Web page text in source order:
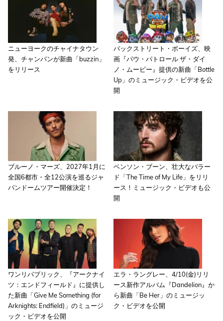
ニューヨークのチャイナタウン
発、チャンパンが新曲「buzzin」
をリリース
バックストリート・ボーイズ、映
画『パウ・パトロール ザ・ダイ
ノ・ムービー』提供の新曲「Bottle
Up」のミュージック・ビデオを公
開
ブルーノ・マーズ、2027年1月に
全国6都市・全12公演を巡るジャ
パンドームツアー開催決定！
ベンソン・ブーン、壮大なバラー
ド「The Time of My Life」をリリ
ース！ミュージック・ビデオも公
開
ワンリパブリック、『アークナイ
ツ：エンドフィールド』に提供し
た新曲「Give Me Something (for
Arknights: Endfield)」のミュージ
ック・ビデオを公開
エラ・ラングレー、4/10(金)リリ
ース新作アルバム『Dandelion』か
ら新曲「Be Her」のミュージッ
ク・ビデオを公開